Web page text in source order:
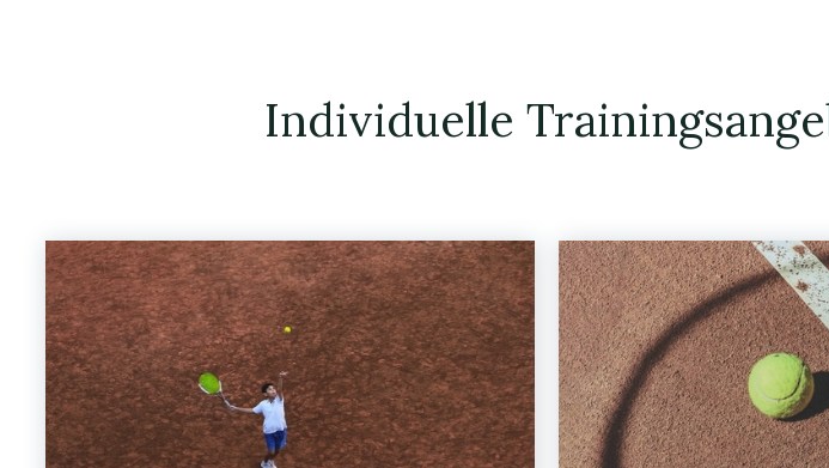
Individuelle